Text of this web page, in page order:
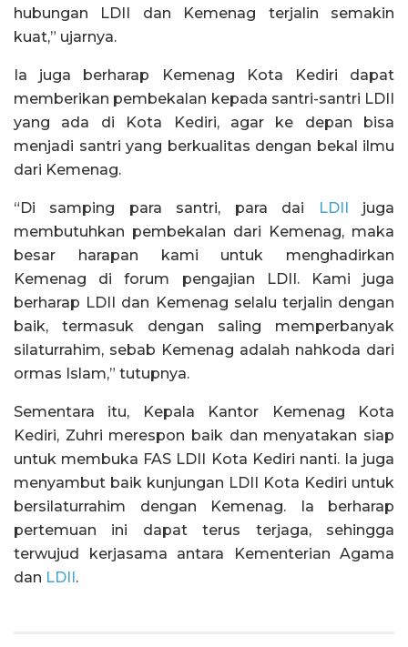
hubungan LDII dan Kemenag terjalin semakin
kuat,” ujarnya.
Ia juga berharap Kemenag Kota Kediri dapat
memberikan pembekalan kepada santri-santri LDII
yang ada di Kota Kediri, agar ke depan bisa
menjadi santri yang berkualitas dengan bekal ilmu
dari Kemenag.
“Di samping para santri, para dai LDII
juga
membutuhkan pembekalan dari Kemenag, maka
besar harapan kami untuk menghadirkan
Kemenag di forum pengajian LDII. Kami juga
berharap LDII dan Kemenag selalu terjalin dengan
baik, termasuk dengan saling memperbanyak
silaturrahim, sebab Kemenag adalah nahkoda dari
ormas Islam,” tutupnya.
Sementara itu, Kepala Kantor Kemenag Kota
Kediri, Zuhri merespon baik dan menyatakan siap
untuk membuka FAS LDII Kota Kediri nanti. Ia juga
menyambut baik kunjungan LDII Kota Kediri untuk
bersilaturrahim dengan Kemenag. Ia berharap
pertemuan ini dapat terus terjaga, sehingga
terwujud kerjasama antara Kementerian Agama
dan LDII .